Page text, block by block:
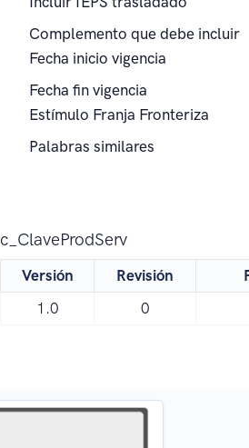
Complemento que debe incluir
Fecha inicio vigencia
Fecha fin vigencia
Estímulo Franja Fronteriza
Palabras similares
c_ClaveProdServ
Versión Revisión
1.0
0